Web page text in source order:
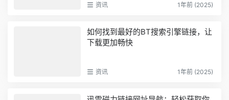
资讯 1年前 (2025)
如何找到最好的BT搜索引擎链接，让
下载更加畅快
资讯 1年前 (2025)